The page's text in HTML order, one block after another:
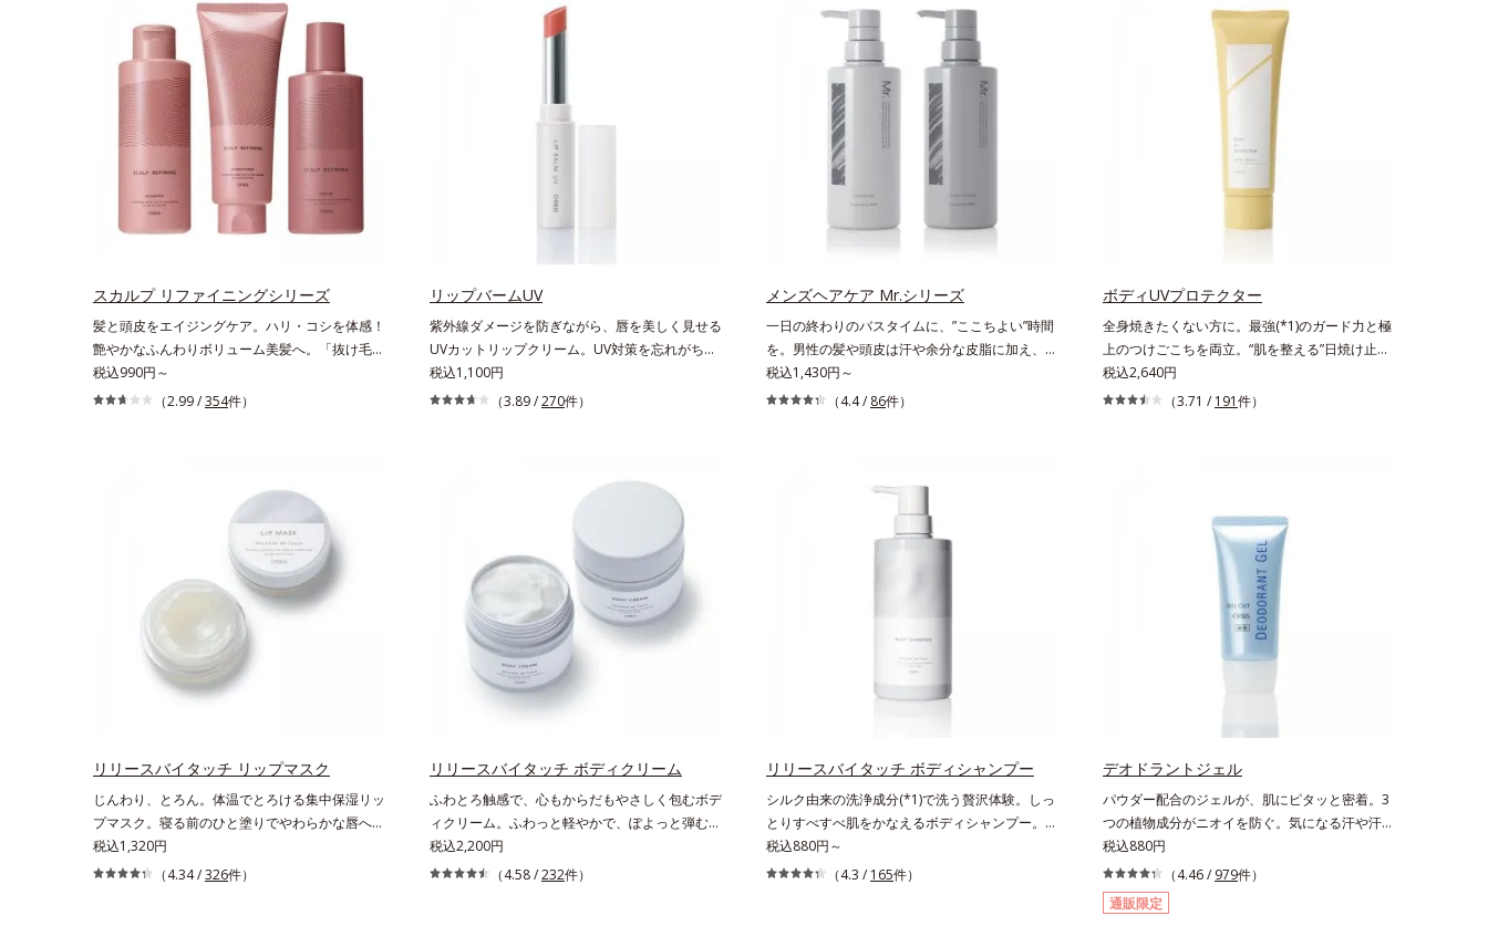
プローチして、乾燥などの外的刺激から守り抜
き、ダメージ(*2)を立て直し(*3)ます。お風呂で
シャンプー後に適量を髪になじませ、置き時間は
0秒。なじませてすぐに洗い流す手軽さで、毛先
までするんっとまとまる、まるでサロン帰りのよ
うなうるおうツヤ髪を叶えます。*1 毛髪補修成
分（イソステアリン酸、イソステアロイル加水分
解コラーゲン、イソステアロイル加水分解シル
ク、スフィンゴ糖脂質、トコフェロール、グリセ
リン、糖脂質、BG、イソステアリン酸、イソス
ロール、グリセリン、ヒアルロン酸ヒドロキシプ
*2 髪の乾燥、乾燥によるパサつき*3 毛髪にうる
おい、ハリを与えること
イ配合(*3)で、皮脂や古い角質、毛穴汚れまでス
ッキリ落として、ずっと触れていたくなるよう
気になる部位に、週2～3回を目安にお使いいた
だける、スペシャルボディケアアイテムです。落
ち着きと深みを感じさせる、ウッディの香り。
*1 ニオイの元となる汚れ *2 古い角質 *3 レ
ッドクレイ（イライト、カオリン）配合＝古い角
らも、素肌のような透明美肌を叶える秘密は「ス
ムースヴェールパウダー(*1)」にあります。7種
の球状粉体(*2)が凹凸を埋めて、肌に薄いヴェー
ルをかけるようにカバー。さらに板状粉体が光を
反射して、すっぴん肌のようなナチュラルなツヤ
感を演出します。また、皮脂を吸着する「あぶら
とりパウダー(*3)」を配合し、くずれ＆テカリを
防いでサラサラ肌が長時間続きます。パウダータ
イプながら、SPF50+・PA++++。パウダーならで
はの軽いつけごこちで、日焼け止めが苦手な方に
くれます。*1 シリカ、セルロース、窒化ホウ素
*2 シリカ6種類、セルロース*3 シリカ配合＝皮
脂を吸着する粉体*4 化粧持ち性能
美容液成分(*2)を6つも配合。保水してうるおい
を逃さない成分と、深く浸透してうるおいで満た
す成分で、髪も地肌も贅沢にケアします。さらに
うるおいを行き渡らせる浸透力と、うるおいをキ
ープする保水力を誇る新技術を採用。髪のうねり
いたくなるうるツヤ髪へと導きます。ヒノキ、ラ
ベンダー、ゼラニウムによるリフレッシュアロマ
の香りで、バスルームがここちよいリラックス空
間に。*1 うねり、パサつき*2 保湿成分
スカルプ リファイニングシリーズ
髪と頭皮をエイジングケア。ハリ・コシを体感！
艶やかなふんわりボリューム美髪へ。「抜け毛が
目立つ」「ボリュームがない」「ハリ・コシがな
い」という年齢による3大髪悩みには、スカルプ
成分(*2)」と、うるおったツヤ髪に導く「ブレン
ドボタニカルエキス(*2)」を配合。艶やかな、ふ
んわりボリューム美髪へ導きます。翌朝の手ぐし
で納得できる、褒められ髪をご体感ください。
*1 年齢に応じたお手入れのこと *2 保湿成
税込990円～
（2.99 /354件）
リップバームUV
紫外線ダメージを防ぎながら、唇を美しく見せる
UVカットリップクリーム。UV対策を忘れがちな
唇に。紫外線をカットしながら、顔色をパッと明
るく見せるUVカットリップです。他の部位より
顔だけでなく唇もしっかりUV対策しましょう。2
種類の保湿成分（加水分解コラーゲン、ゲットウ
葉エキス）を配合しているから、カサつき・くす
み(*)などの乾燥悩みも解決＆うるおい長持ち。
通常色は、どんな肌色にも似合うカラーで、唇を
美しく魅せながらケアします。マスクに色移りし
にくいので、気兼ねなく使えます。口紅の下地と
してもおすすめです。
税込1,100円
（3.89 /270件）
メンズヘアケア Mr.シリーズ
一日の終わりのバスタイムに、”ここちよい”時間
を。男性の髪や頭皮は汗や余分な皮脂に加え、ハ
ードワックスやスプレーなど性質が異なる汚れが
たまりやすい環境にあります。「フォーカスクレ
た、うるおいを与える「バイオモイスト成分
(*2)」を配合することで、頭皮の油分と水分のバ
ランスを整え、髪と頭皮をすこやかに保ちます。
る爽やかでやさしいグリーン＆ハーブの香りで、
毎日をタフに頑張る男性の心を解きほぐします。
汚れを落とす成分*2 グリチルリチン酸２K、ア
ルテロモナス発酵エキス（微生物由来）、イワベ
ンケイ根エキス（植物由来）＝頭皮にうるおいを
与える保湿成分*3 PPG-3カプリリルエーテル＝
える成分
税込1,430円～
（4.4 / 86件）
ボディUVプロテクター
全身焼きたくない方に。最強(*1)のガード力と極
上のつけごこちを両立。“肌を整える”日焼け止
め。絶対に焼きたくない方に。SPF50+・
PA++++。最強(*1)のガード力を持ちながら、肌
く、UVカット効果の低下を予防します。それで
いて、肌にスルスルのびてピタッと密着するジェ
ル感触で、毎日使いたくなる極上のつけごこち。
さらに、塗るたびにうれしいスキンケア効果も加
えました。バリア機能を維持する白様雪(R)エキ
ス(*2)とアルニカ花エキス(*3)が、紫外線ダメー
ジ(*4)にもゆらぎにくいすこやかな肌に整え、ロ
ールなどのアウトドアでも大活躍！ 強烈な紫外
線も跳ね除け、肌をダメージからしっかりガード
します。【ご使用方法】手に適量をとり、日焼け
を防ぎたい部分に、塗布後すぐに少量ずつムラな
くのばします。顔にもご使用いただけますが、よ
化粧下地のご使用をおすすめします。耐水性にす
ぐれておりますので、落とすときには洗浄料やボ
税込2,640円
（3.71 / 191件）
リリースバイタッチ リップマスク
じんわり、とろん。体温でとろける集中保湿リッ
プマスク。寝る前のひと塗りでやわらかな唇へ。
集中保湿リップマスクです。バームのような固め
のテクスチャーが体温でじんわり、とろんとほぐ
税込1,320円
（4.34 /326件）
リリースバイタッチ ボディクリーム
ふわとろ触感で、心もからだもやさしく包むボデ
ィクリーム。ふわっと軽やかで、ぽよっと弾むユ
ニーク触感。なじませると摩擦と皮膚温でほどけ
るボディクリームです。うっとりなテクスチャー
税込2,200円
（4.58 /232件）
リリースバイタッチ ボディシャンプー
シルク由来の洗浄成分(*1)で洗う贅沢体験。しっ
とりすべすべ肌をかなえるボディシャンプー。リ
リースバイタッチ ボディシャンプーふわもこ濃
密泡がからだをやさしく包み、しっとりすべすべ
税込880円～
（4.3 / 165件）
デオドラントジェル
パウダー配合のジェルが、肌にピタッと密着。3
つの植物成分がニオイを防ぐ。気になる汗や汗ジ
ミ、ニオイの対策に薬用エチケットアイテム。パ
ウダー配合のジェルが、肌にピタッと密着。3つ
の植物成分がニオイを防ぎ、わずかなニオイもし
っかりキャッチ。無油分＆パウダー配合なので、
税込880円
（4.46 / 979件）
通販限定